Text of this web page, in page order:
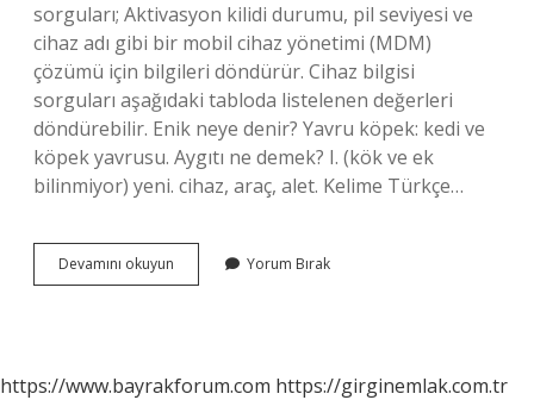
sorguları; Aktivasyon kilidi durumu, pil seviyesi ve
cihaz adı gibi bir mobil cihaz yönetimi (MDM)
çözümü için bilgileri döndürür. Cihaz bilgisi
sorguları aşağıdaki tabloda listelenen değerleri
döndürebilir. Enik neye denir? Yavru köpek: kedi ve
köpek yavrusu. Aygıtı ne demek? I. (kök ve ek
bilinmiyor) yeni. cihaz, araç, alet. Kelime Türkçe…
Devamını okuyun
Ne
Yorum Bırak
https://www.bayrakforum.com https://girginemlak.com.tr